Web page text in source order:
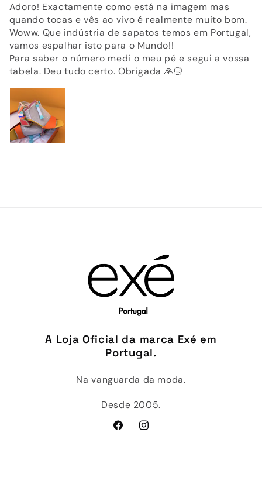
Adoro! Exactamente como está na imagem mas
quando tocas e vês ao vivo é realmente muito bom.
Woww. Que indústria de sapatos temos em Portugal,
vamos espalhar isto para o Mundo!!
Para saber o número medi o meu pé e segui a vossa
tabela. Deu tudo certo. Obrigada 🙏🏻
A Loja Oficial da marca Exé em
Portugal.
Na vanguarda da moda.
Desde 2005.
FacebookInstagram